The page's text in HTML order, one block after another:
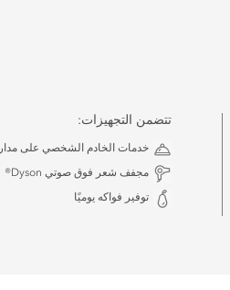
تتضمن التجهيزات:
خدمات الخادم الشخصي على مدار 24 ساعة
مجفف شعر فوق صوتي Dyson®
توفير فواكه يوميًا